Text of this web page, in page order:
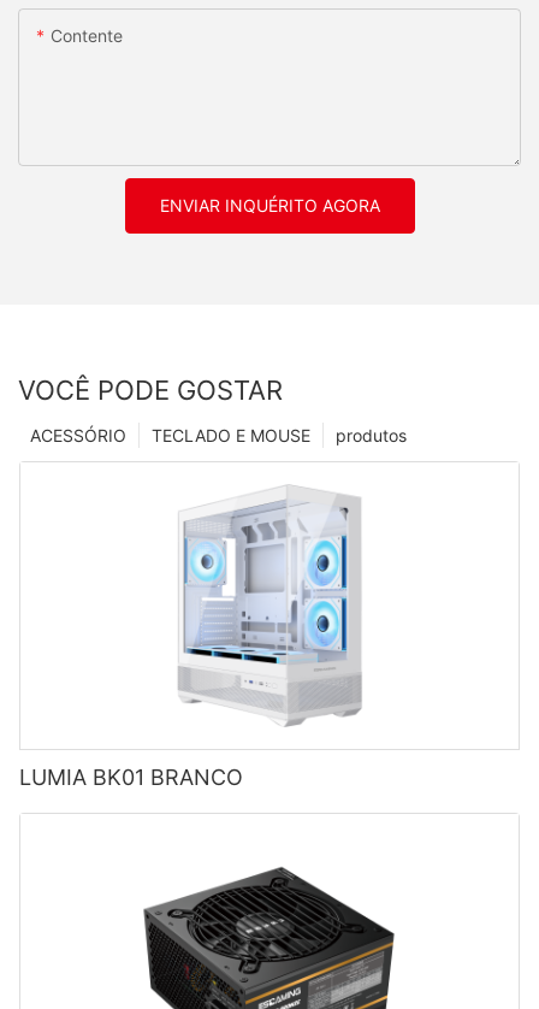
Contente
ENVIAR INQUÉRITO AGORA
VOCÊ PODE GOSTAR
produtos
TECLADO E MOUSE
ACESSÓRIO
LUMIA BK01 BRANCO